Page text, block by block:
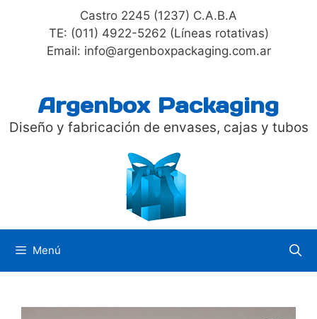
contenido
Castro 2245 (1237) C.A.B.A
TE: (011) 4922-5262 (Líneas rotativas)
Email: info@argenboxpackaging.com.ar
Argenbox Packaging
Diseño y fabricación de envases, cajas y tubos
Menú